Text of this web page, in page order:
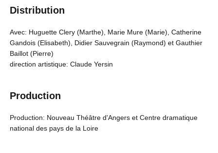
Distribution
Avec: Huguette Clery (Marthe), Marie Mure (Marie), Catherine
Gandois (Elisabeth), Didier Sauvegrain (Raymond) et Gauthier
Baillot (Pierre)
direction artistique: Claude Yersin
Production
Production: Nouveau Théâtre d'Angers et Centre dramatique
national des pays de la Loire